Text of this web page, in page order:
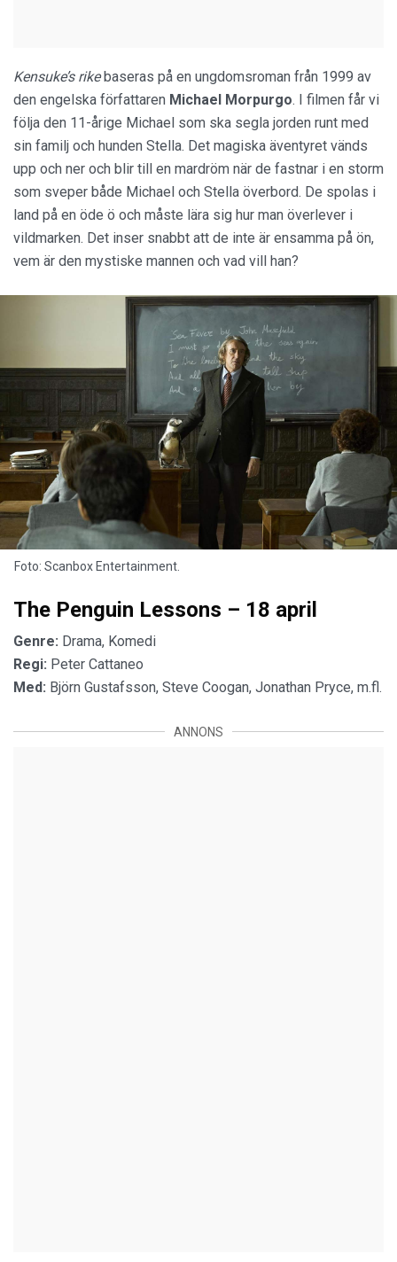
Kensuke’s rikebaseras på en ungdomsroman från 1999 av
den engelska författaren Michael Morpurgo. I filmen får vi
följa den 11-årige Michael som ska segla jorden runt med
sin familj och hunden Stella. Det magiska äventyret vänds
upp och ner och blir till en mardröm när de fastnar i en storm
som sveper både Michael och Stella överbord. De spolas i
land på en öde ö och måste lära sig hur man överlever i
vildmarken. Det inser snabbt att de inte är ensamma på ön,
vem är den mystiske mannen och vad vill han?
Foto: Scanbox Entertainment.
The Penguin Lessons – 18 april
Genre: Drama, Komedi
Regi: Peter Cattaneo
Med: Björn Gustafsson, Steve Coogan, Jonathan Pryce, m.fl.
ANNONS